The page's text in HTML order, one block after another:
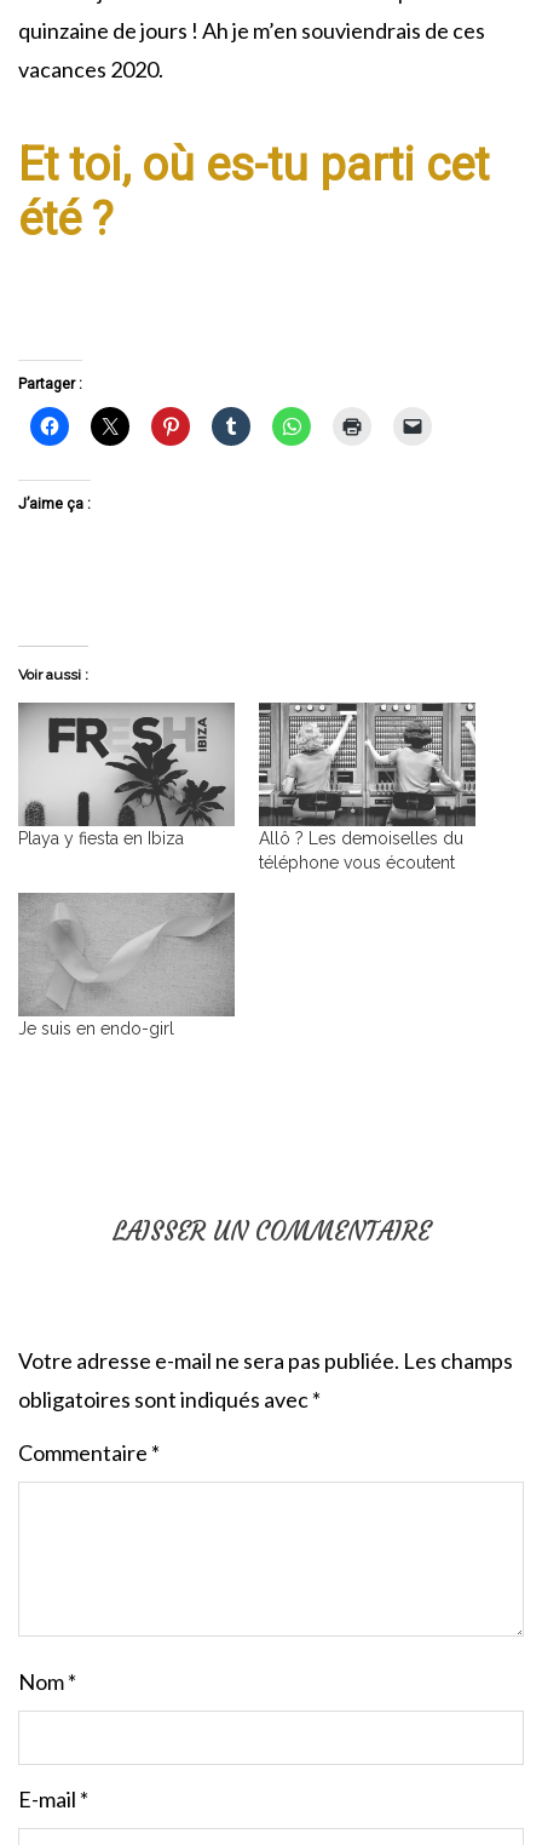
quinzaine de jours ! Ah je m’en souviendrais de ces
vacances 2020.
Et toi, où es-tu parti cet
été ?
Partager :
J’aime ça :
Voir aussi :
Playa y fiesta en Ibiza
Allô ? Les demoiselles du
téléphone vous écoutent
Je suis en endo-girl
LAISSER UN COMMENTAIRE
Votre adresse e-mail ne sera pas publiée. Les champs
obligatoires sont indiqués avec*
Commentaire *
Nom*
E-mail *